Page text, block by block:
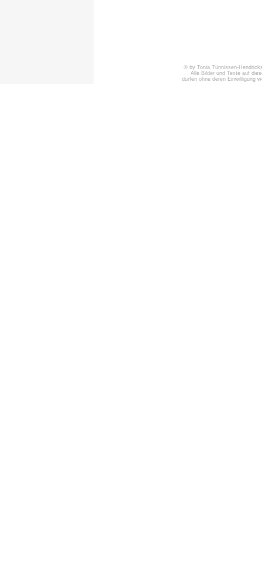
© by Tonia Tünnissen-
Alle Bilder und Texte auf
dürfen ohne deren Einwilligung